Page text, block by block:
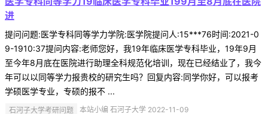
进
提问问题:医学专科同等学力学院:医学院提问人:15***76时间:2021-0
9-1910:37提问内容:老师您好，我19年临床医学专科毕业，19年9月
至今年8月底在医院进行助理全科规范化培训，现在已经结业了，我今
年可以以同等学力报贵校的研究生吗？回复内容:同学你好，可以报考
学硕医学专业，专硕的报不 ...
石河子大学考研问题 本站小编 石河子大学 2022-11-09